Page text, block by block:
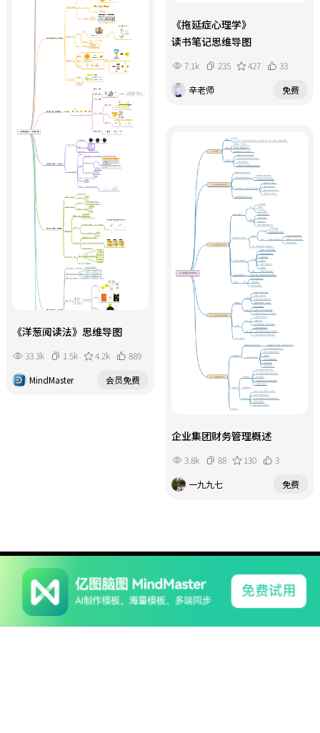
《拖延症心理学》
读书笔记思维导图
7.1k 235 427
33
辛老师
免费
《洋葱阅读法》思维导图
33.3k 1.5k 4.2k
889
MindMaster
会员免费
企业集团财务管理概述
3.8k 88 130
3
一九九七
免费